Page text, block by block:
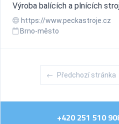
Výroba balících a plnících
https://www.peckastroje.cz
Brno-město
← Předchozí stránka
+420 251 510